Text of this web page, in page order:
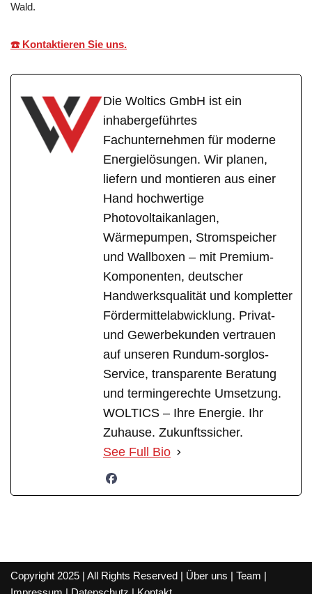
Wald.
☎️ Kontaktieren Sie uns.
Die Woltics GmbH ist ein
inhabergeführtes
Fachunternehmen für moderne
Energielösungen. Wir planen,
liefern und montieren aus einer
Hand hochwertige
Photovoltaikanlagen,
Wärmepumpen, Stromspeicher
und Wallboxen – mit Premium-
Komponenten, deutscher
Handwerksqualität und kompletter
Fördermittelabwicklung. Privat-
und Gewerbekunden vertrauen
auf unseren Rundum-sorglos-
Service, transparente Beratung
und termingerechte Umsetzung.
WOLTICS – Ihre Energie. Ihr
Zuhause. Zukunftssicher.
See Full Bio
Copyright 2025 | All Rights Reserved | Über uns | Team |